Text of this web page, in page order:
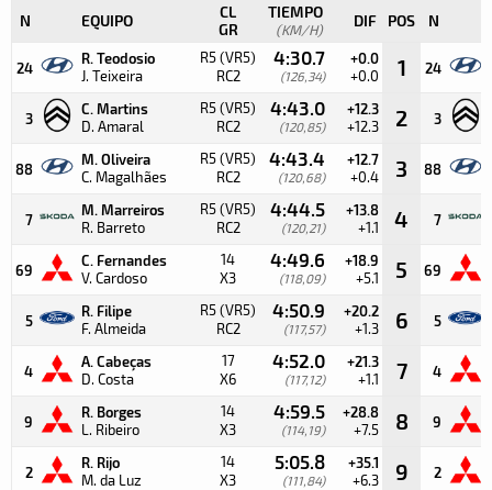
N EQUIPO
CL
GR
TIEMPO
(KM/H) DIF POS N
24
R. Teodosio
J. Teixeira
R5 (VR5)
RC2
4:30.7
(126,34)
+0.0
+0.0 1 24
3
C. Martins
D. Amaral
R5 (VR5)
RC2
4:43.0
(120,85)
+12.3
+12.3 2 3
88
M. Oliveira
C. Magalhães
R5 (VR5)
RC2
4:43.4
(120,68)
+12.7
+0.4 3 88
7
M. Marreiros
R. Barreto
R5 (VR5)
RC2
4:44.5
(120,21)
+13.8
+1.1 4 7
69
C. Fernandes
V. Cardoso
14
X3
4:49.6
(118,09)
+18.9
+5.1 5 69
5
R. Filipe
F. Almeida
R5 (VR5)
RC2
4:50.9
(117,57)
+20.2
+1.3 6 5
4
A. Cabeças
D. Costa
17
X6
4:52.0
(117,12)
+21.3
+1.1 7 4
9
R. Borges
L. Ribeiro
14
X3
4:59.5
(114,19)
+28.8
+7.5 8 9
2
R. Rijo
M. da Luz
14
X3
5:05.8
(111,84)
+35.1
+6.3 9 2